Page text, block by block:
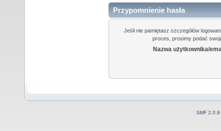
Przypomnienie hasła
Jeśli nie pamiętasz szczegółów
proces, prosimy podać
Nazwa użytkownika/
SMF 2.0.9